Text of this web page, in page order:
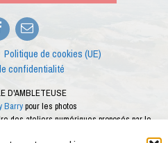
Facebook
E-
mail
Politique de cookies (UE)
confidentialité
D'AMBLETEUSE
Barrypour les photos
des ateliers numériques proposés par le